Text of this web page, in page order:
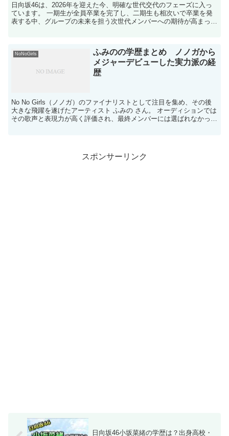
日向坂46は、2026年を迎えた今、明確な世代交代のフェーズに入っ
ています。 一期生が全員卒業を完了し、二期生も相次いで卒業を発
表する中、グループの未来を担う次世代メンバーへの期待が高まって
NoNoGirls
ふみのの学歴まとめ ノノガから
メジャーデビューした実力派の経
歴
No No Girls（ノノガ）のファイナリストとして注目を集め、その後
大きな飛躍を遂げたアーティスト ふみの さん。 オーディションでは
その歌声と表現力が高く評価され、最終メンバーには選ばれなかった
スポンサーリンク
日向坂46小坂菜緒の学歴は？出身高校・